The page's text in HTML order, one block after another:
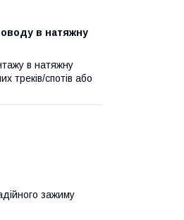
в натяжну
в натяжну
треків/спотів або
зажиму